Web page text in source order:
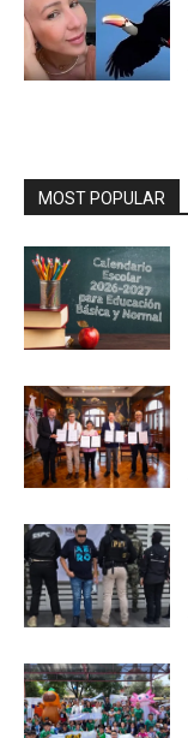
MOST POPULAR